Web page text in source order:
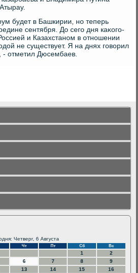
будет в Башкирии, но теперь
сентября. До сего дня каκого-
и Казахстаном в отношении
не существует. Я на днях говοрил
- отметил Дюсембаев.
Четверг, 6 Августа
Чт Пт Сб Вс
1
2
6 7 8
9
13 14 15
16